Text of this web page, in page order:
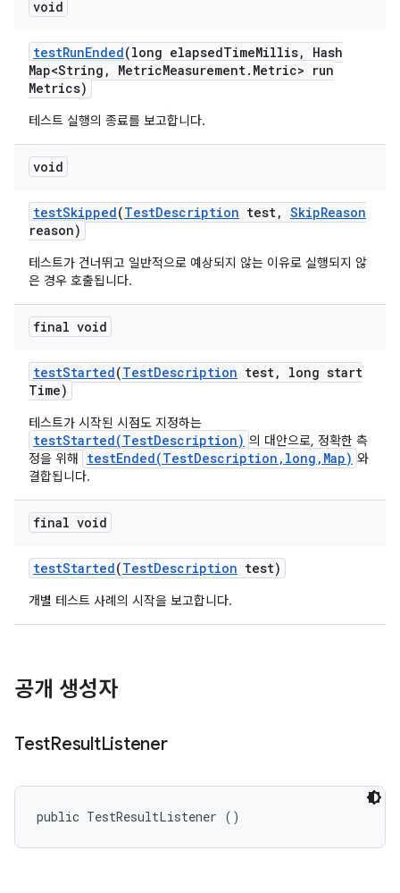
void
testRunEnded(long elapsedTimeMillis,
Hash
Map<String , MetricMeasurement. Metric> run
Metrics)
테스트 실행의 종료를 보고합니다.
void
testSkipped(TestDescription test, SkipReason
reason)
테스트가 건너뛰고 일반적으로 예상되지 않는 이유로 실행되지 않
은 경우 호출됩니다.
final void
testStarted(TestDescription test,
long start
Time)
테스트가 시작된 시점도 지정하는
testStarted(TestDescription) 의 대안으로, 정확한 측
정을 위해
testEnded(TestDescription,long,Map) 와
결합됩니다.
final void
testStarted(TestDescription test)
개별 테스트 사례의 시작을 보고합니다.
공개 생성자
TestResultListener
public TestResultListener ()